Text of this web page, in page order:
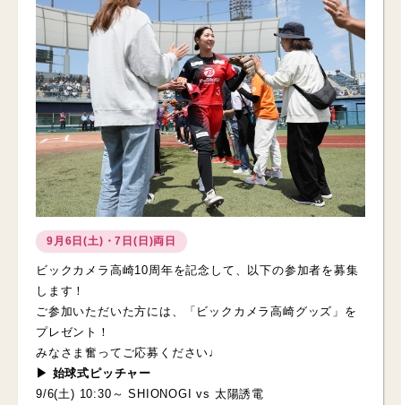
9月6日(土)・7日(日)両日
ビックカメラ高崎10周年を記念して、以下の参加者を募集
します！
ご参加いただいた方には、「ビックカメラ高崎グッズ」を
プレゼント！
みなさま奮ってご応募ください♩
▶ 始球式ピッチャー
9/6(土) 10:30～ SHIONOGI vs 太陽誘電